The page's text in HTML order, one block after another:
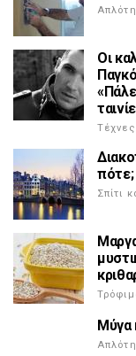
Οι
πότε;
Σπίτι
Μύγα